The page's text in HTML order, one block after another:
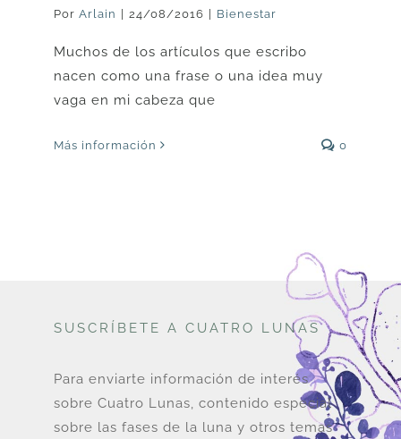
Por Arlain | 24/08/2016 | Bienestar
Muchos de los artículos que escribo
nacen como una frase o una idea muy
vaga en mi cabeza que
Más información 0
SUSCRÍBETE A CUATRO LUNAS
Para enviarte información de interés
sobre Cuatro Lunas, contenido especial
sobre las fases de la luna y otros temas